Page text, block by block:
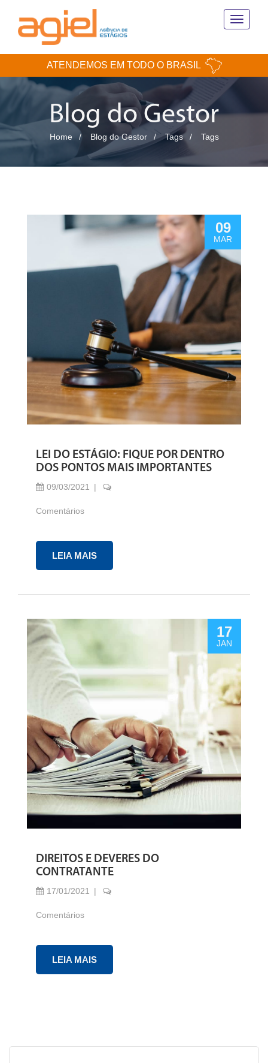
Toggle
ATENDEMOS EM TODO O BRASIL
Blog do Gestor
Home Blog do Gestor Tags Tags
09
MAR
LEI DO ESTÁGIO: FIQUE POR DENTRO
DOS PONTOS MAIS IMPORTANTES
09/03/2021
Comentários
LEIA MAIS
17
JAN
DIREITOS E DEVERES DO
CONTRATANTE
17/01/2021
Comentários
LEIA MAIS